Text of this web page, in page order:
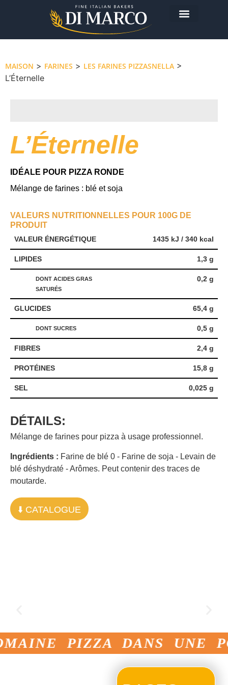
MAISON > FARINES > LES FARINES PIZZASNELLA >
L’Éternelle
L’Éternelle
IDÉALE POUR PIZZA RONDE
Mélange de farines : blé et soja
VALEURS NUTRITIONNELLES POUR 100G DE
PRODUIT
VALEUR ÉNERGÉTIQUE 1435 kJ / 340 kcal
LIPIDES 1,3 g
DONT ACIDES GRAS
SATURÉS
0,2 g
GLUCIDES 65,4 g
DONT SUCRES 0,5 g
FIBRES 2,4 g
PROTÉINES 15,8 g
SEL 0,025 g
DÉTAILS:
Mélange de farines pour pizza à usage professionnel.
Ingrédients : Farine de blé 0 - Farine de soja - Levain de
blé déshydraté - Arômes. Peut contenir des traces de
moutarde.
⬇️ CATALOGUE
PIZZA DANS UNE